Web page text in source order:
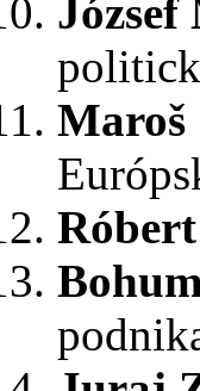
Maroš